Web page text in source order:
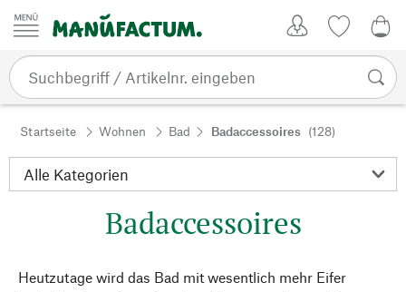
Zum Inhalt springen
Startseite Wohnen Bad Badaccessoires (128)
Badaccessoires
Heutzutage wird das Bad mit wesentlich mehr Eifer